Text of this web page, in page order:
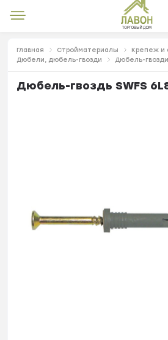
Главная Стройматериалы
Крепеж и
Дюбели, дюбель-гвозди
Дюбель-
Дюбель-гвоздь SWFS